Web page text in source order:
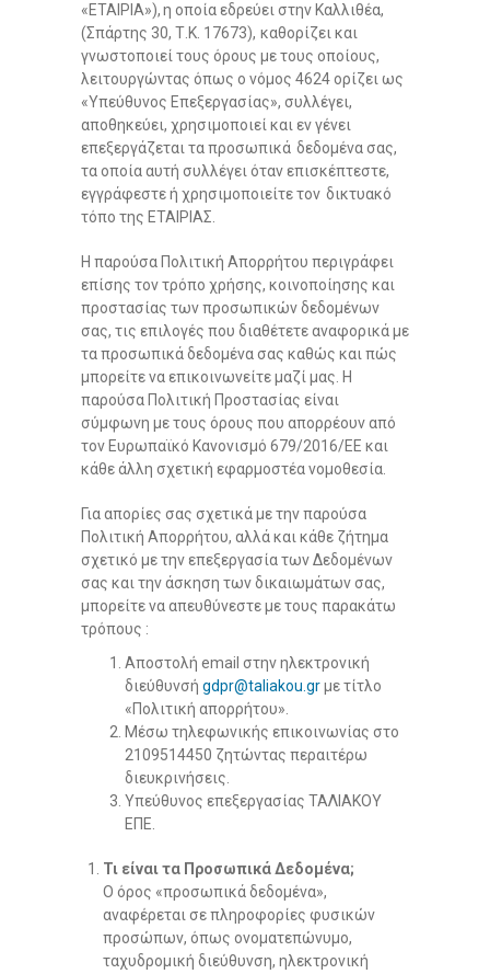
«ΕΤΑΙΡΙΑ»), η οποία εδρεύει στην Καλλιθέα,
(Σπάρτης 30, Τ.Κ. 17673), καθορίζει και
γνωστοποιεί τους όρους με τους οποίους,
λειτουργώντας όπως ο νόμος 4624 ορίζει ως
«Υπεύθυνος Επεξεργασίας», συλλέγει,
αποθηκεύει, χρησιμοποιεί και εν γένει
επεξεργάζεται τα προσωπικά δεδομένα σας,
τα οποία αυτή συλλέγει όταν επισκέπτεστε,
εγγράφεστε ή χρησιμοποιείτε τον δικτυακό
τόπο της ΕΤΑΙΡΙΑΣ.
Η παρούσα Πολιτική Απορρήτου περιγράφει
επίσης τον τρόπο χρήσης, κοινοποίησης και
προστασίας των προσωπικών δεδομένων
σας, τις επιλογές που διαθέτετε αναφορικά με
τα προσωπικά δεδομένα σας καθώς και πώς
μπορείτε να επικοινωνείτε μαζί μας. Η
παρούσα Πολιτική Προστασίας είναι
σύμφωνη με τους όρους που απορρέουν από
τον Ευρωπαϊκό Κανονισμό 679/2016/ΕΕ και
κάθε άλλη σχετική εφαρμοστέα νομοθεσία.
Για απορίες σας σχετικά με την παρούσα
Πολιτική Απορρήτου, αλλά και κάθε ζήτημα
σχετικό με την επεξεργασία των Δεδομένων
σας και την άσκηση των δικαιωμάτων σας,
μπορείτε να απευθύνεστε με τους παρακάτω
τρόπους :
Αποστολή email στην ηλεκτρονική
διεύθυνσή gdpr@taliakou.grμε τίτλο
«Πολιτική απορρήτου».
Μέσω τηλεφωνικής επικοινωνίας στο
2109514450 ζητώντας περαιτέρω
διευκρινήσεις.
Υπεύθυνος επεξεργασίας ΤΑΛΙΑΚΟΥ
ΕΠΕ.
Τι είναι τα Προσωπικά Δεδομένα;
Ο όρος «προσωπικά δεδομένα»,
αναφέρεται σε πληροφορίες φυσικών
προσώπων, όπως ονοματεπώνυμο,
ταχυδρομική διεύθυνση, ηλεκτρονική